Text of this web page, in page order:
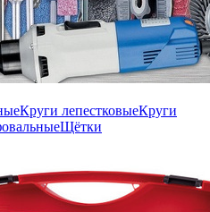
Круги лепестковыеКруги
Щётки